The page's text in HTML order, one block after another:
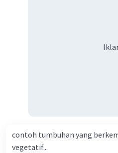
contoh tumbuhan yang
vegetatif...